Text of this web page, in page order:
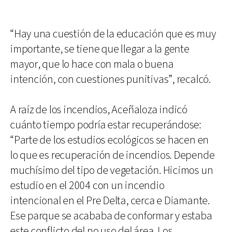
“Hay una cuestión de la educación que es muy
importante, se tiene que llegar a la gente
mayor, que lo hace con mala o buena
intención, con cuestiones punitivas”, recalcó.
A raíz de los incendios, Aceñaloza indicó
cuánto tiempo podría estar recuperándose:
“Parte de los estudios ecológicos se hacen en
lo que es recuperación de incendios. Depende
muchísimo del tipo de vegetación. Hicimos un
estudio en el 2004 con un incendio
intencional en el Pre Delta, cerca e Diamante.
Ese parque se acababa de conformar y estaba